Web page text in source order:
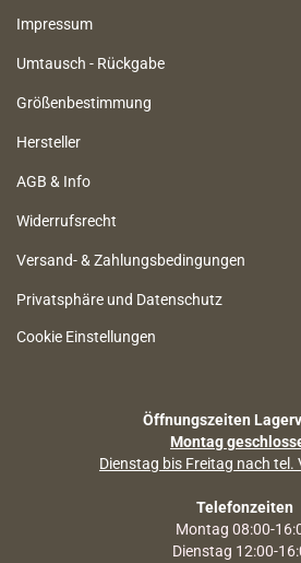
Impressum
Umtausch - Rückgabe
Größenbestimmung
Hersteller
AGB & Info
Widerrufsrecht
Versand- & Zahlungsbedingungen
Privatsphäre und Datenschutz
Cookie Einstellungen
Öffnungszeiten
Montag
Dienstag bis Freitag nach tel.
Telefonzeiten
Montag 08:00-
Dienstag 12:00-